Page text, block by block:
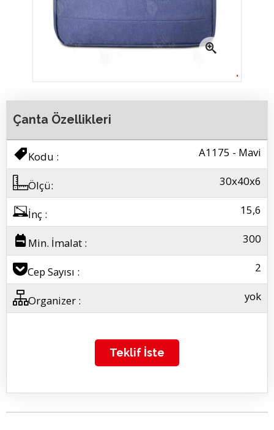
Kongre Laoptop Çantası - Gri
Çanta Özellikleri
Kodu : A1175 - Mavi
Ölçü: 30x40x6
İnç : 15,6
Min. İmalat : 300
Cep Sayısı : 2
Organizer : yok
Teklif İste